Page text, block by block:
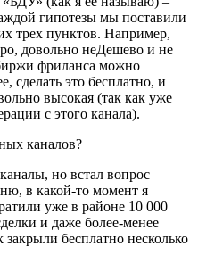
гипотезы мы поставили
трех пунктов. Например,
довольно неДешево и не
фриланса можно
сделать это бесплатно, и
высокая (так как уже
с этого канала).
каналов?
но встал вопрос
в какой-то момент я
уже в районе 10 000
и даже более-менее
бесплатно несколько